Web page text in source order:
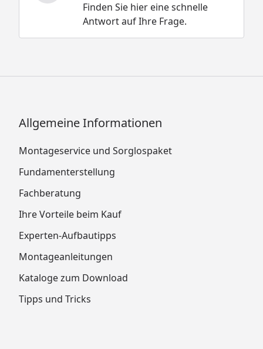
Finden Sie hier eine schnelle
Antwort auf Ihre Frage.
Allgemeine Informationen
Montageservice und Sorglospaket
Fundamenterstellung
Fachberatung
Ihre Vorteile beim Kauf
Experten-Aufbautipps
Montageanleitungen
Kataloge zum Download
Tipps und Tricks